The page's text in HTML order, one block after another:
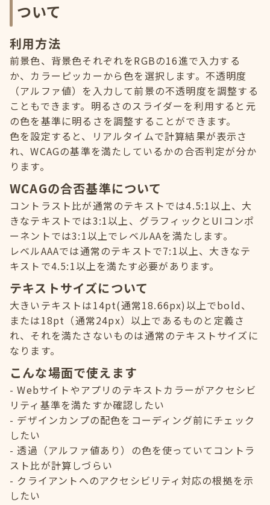
ついて
利用方法
前景色、背景色それぞれをRGBの16進で入力する
か、カラーピッカーから色を選択します。不透明度
（アルファ値）を入力して前景の不透明度を調整する
こともできます。明るさのスライダーを利用すると元
の色を基準に明るさを調整することができます。
色を設定すると、リアルタイムで計算結果が表示さ
れ、WCAGの基準を満たしているかの合否判定が分か
ります。
WCAGの合否基準について
コントラスト比が通常のテキストでは4.5:1以上、大
きなテキストでは3:1以上、グラフィックとUIコンポ
ーネントでは3:1以上でレベルAAを満たします。
レベルAAAでは通常のテキストで7:1以上、大きなテ
キストで4.5:1以上を満たす必要があります。
テキストサイズについて
大きいテキストは14pt(通常18.66px)以上でbold、
または18pt（通常24px）以上であるものと定義さ
れ、それを満たさないものは通常のテキストサイズに
なります。
こんな場面で使えます
Webサイトやアプリのテキストカラーがアクセシビ
リティ基準を満たすか確認したい
デザインカンプの配色をコーディング前にチェック
したい
透過（アルファ値あり）の色を使っていてコントラ
スト比が計算しづらい
クライアントへのアクセシビリティ対応の根拠を示
したい